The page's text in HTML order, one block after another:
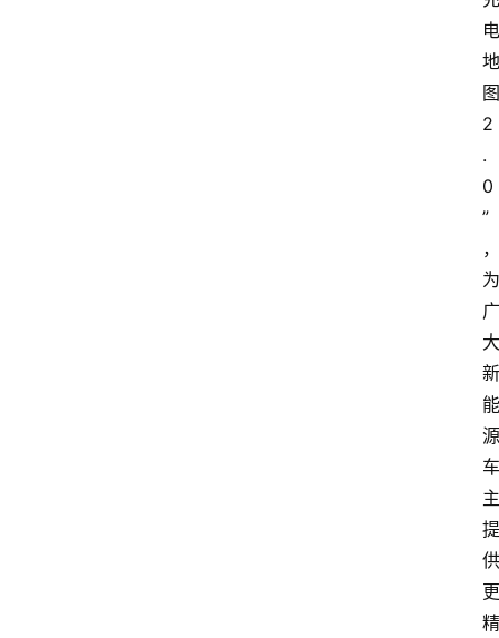
电
地
图
2
.
0
”
，
为
广
大
新
能
源
车
主
提
供
更
精